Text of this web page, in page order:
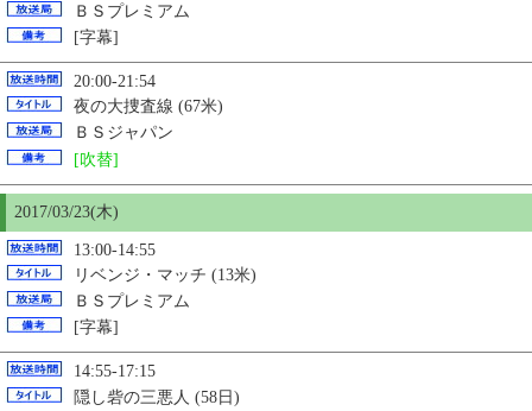
ＢＳプレミアム
[字幕]
20:00-21:54
夜の大捜査線 (67米)
ＢＳジャパン
[吹替]
2017/03/23(木)
13:00-14:55
リベンジ・マッチ (13米)
ＢＳプレミアム
[字幕]
14:55-17:15
隠し砦の三悪人 (58日)